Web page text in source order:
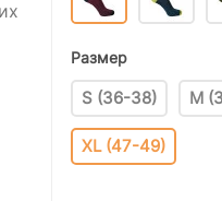
Размер
S (36-38) M
XL (47-49)